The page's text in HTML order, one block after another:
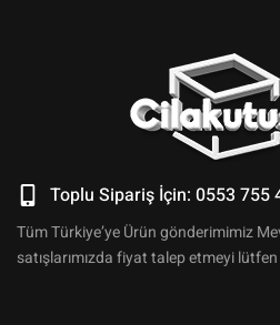
Toplu Sipariş İçin: 0553 755
Tüm Türkiye’ye Ürün gönderimimiz
satışlarımızda fiyat talep etmeyi